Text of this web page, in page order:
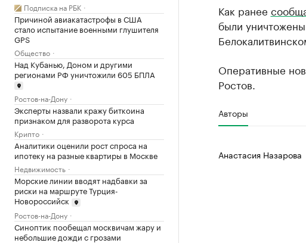
Подписка на РБК
Причиной авиакатастрофы в США
стало испытание военными глушителя
GPS
Общество
Над Кубанью, Доном и другими
регионами РФ уничтожили 605 БПЛА
Ростов-на-Дону
Эксперты назвали кражу биткоина
признаком для разворота курса
Крипто
Аналитики оценили рост спроса на
ипотеку на разные квартиры в Москве
Недвижимость
Морские линии вводят надбавки за
риски на маршруте Турция-
Новороссийск
Ростов-на-Дону
Синоптик пообещал москвичам жару и
небольшие дожди с грозами
Как ранее
были
Оперативные
Ростов.
Авторы
Анастасия Назарова